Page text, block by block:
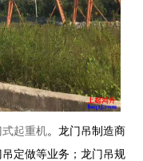
式起重机。龙门吊制造商
定做等业务；龙门吊规